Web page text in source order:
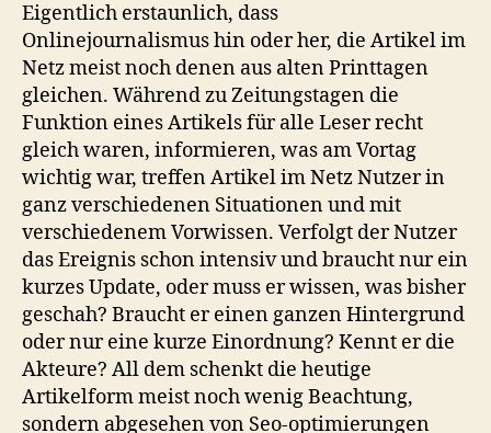
Eigentlich erstaunlich, dass
Onlinejournalismus hin oder her, die Artikel im
Netz meist noch denen aus alten Printtagen
gleichen. Während zu Zeitungstagen die
Funktion eines Artikels für alle Leser recht
gleich waren, informieren, was am Vortag
wichtig war, treffen Artikel im Netz Nutzer in
ganz verschiedenen Situationen und mit
verschiedenem Vorwissen. Verfolgt der Nutzer
das Ereignis schon intensiv und braucht nur ein
kurzes Update, oder muss er wissen, was bisher
geschah? Braucht er einen ganzen Hintergrund
oder nur eine kurze Einordnung? Kennt er die
Akteure? All dem schenkt die heutige
Artikelform meist noch wenig Beachtung,
sondern abgesehen von Seo-optimierungen